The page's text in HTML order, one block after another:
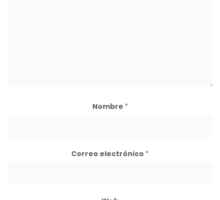
Nombre *
Correo electrónico *